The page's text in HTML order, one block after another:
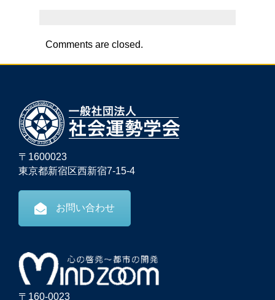
Comments are closed.
〒1600023
東京都新宿区西新宿7-15-4
お問い合わせ
〒160-0023